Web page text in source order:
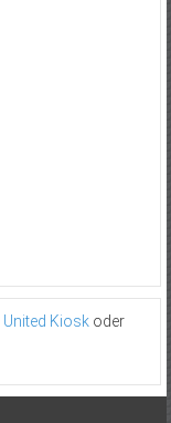
United Kioskoder